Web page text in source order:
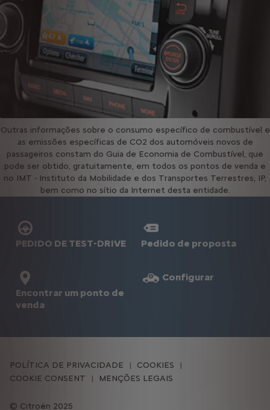
Outras informações sobre o consumo específico de combustível e
as emissões específicas de CO2 dos automóveis novos de
passageiros constam do Guia de Economia de Combustível, que
pode ser obtido, gratuitamente, em todos os pontos de venda e
no IMT - Instituto da Mobilidade e dos Transportes Terrestres, IP,
bem como no sítio da Internet desta entidade.
PEDIDO DE TEST-DRIVE Pedido de proposta
Encontrar um ponto de
venda
Configurar
Citroën 2025
POLÍTICA DE PRIVACIDADE
COOKIES
COOKIE CONSENT
MENÇÕES LEGAIS